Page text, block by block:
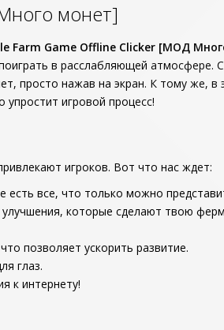
монет]
Farm Game Offline Clicker [МОД
в расслабляющей атмосфере.
просто нажав на экран. К тому же, в
упростит игровой процесс!
игроков. Вот что нас ждет:
есть все, что только можно
которые сделают твою
позволяет ускорить развитие.
глаз.
к интернету!